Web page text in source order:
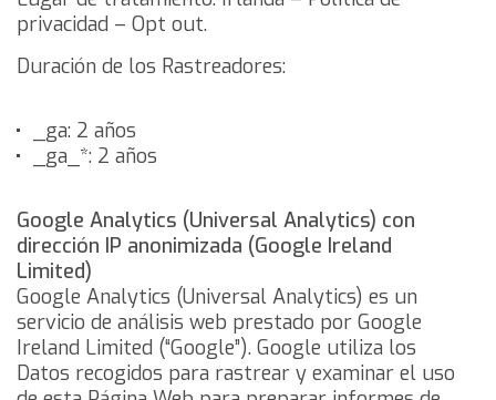
privacidad – Opt out.
Duración de los Rastreadores:
_ga: 2 años
_ga_*: 2 años
Google Analytics (Universal Analytics) con
dirección IP anonimizada (Google Ireland
Limited)
Google Analytics (Universal Analytics) es un
servicio de análisis web prestado por Google
Ireland Limited (“Google”). Google utiliza los
Datos recogidos para rastrear y examinar el uso